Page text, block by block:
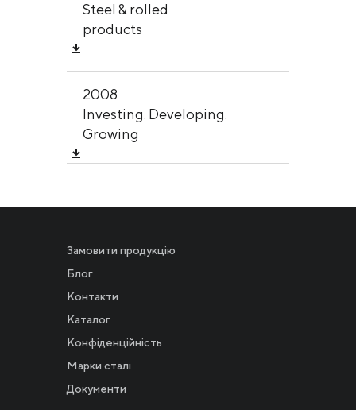
Steel & rolled
products
2008
Investing. Developing.
Growing
Замовити продукцію
Блог
Контакти
Каталог
Конфіденційність
Марки сталі
Документи
Новости
Инвесторам